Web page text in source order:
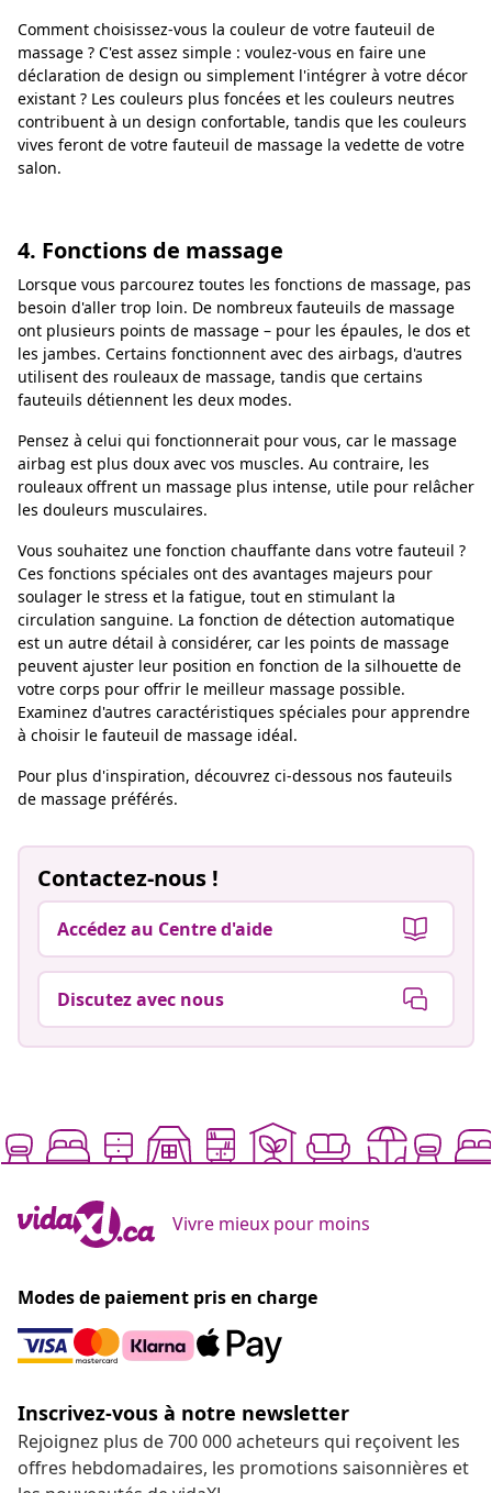
Comment choisissez-vous la couleur de votre fauteuil de
massage ? C'est assez simple : voulez-vous en faire une
déclaration de design ou simplement l'intégrer à votre décor
existant ? Les couleurs plus foncées et les couleurs neutres
contribuent à un design confortable, tandis que les couleurs
vives feront de votre fauteuil de massage la vedette de votre
salon.
4. Fonctions de massage
Lorsque vous parcourez toutes les fonctions de massage, pas
besoin d'aller trop loin. De nombreux fauteuils de massage
ont plusieurs points de massage – pour les épaules, le dos et
les jambes. Certains fonctionnent avec des airbags, d'autres
utilisent des rouleaux de massage, tandis que certains
fauteuils détiennent les deux modes.
Pensez à celui qui fonctionnerait pour vous, car le massage
airbag est plus doux avec vos muscles. Au contraire, les
rouleaux offrent un massage plus intense, utile pour relâcher
les douleurs musculaires.
Vous souhaitez une fonction chauffante dans votre fauteuil ?
Ces fonctions spéciales ont des avantages majeurs pour
soulager le stress et la fatigue, tout en stimulant la
circulation sanguine. La fonction de détection automatique
est un autre détail à considérer, car les points de massage
peuvent ajuster leur position en fonction de la silhouette de
votre corps pour offrir le meilleur massage possible.
Examinez d'autres caractéristiques spéciales pour apprendre
à choisir le fauteuil de massage idéal.
Pour plus d'inspiration, découvrez ci-dessous nos fauteuils
de massage préférés.
Contactez-nous !
Accédez au Centre d'aide
Discutez avec nous
Vivre mieux pour moins
Modes de paiement pris en charge
Inscrivez-vous à notre newsletter
Rejoignez plus de 700 000 acheteurs qui reçoivent les
offres hebdomadaires, les promotions saisonnières et